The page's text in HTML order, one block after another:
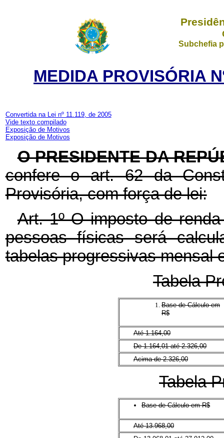
Subchefia
MEDIDA PROVISÓRIA
Convertida na Lei nº 11.119, de 2005
Vide texto compilado
Exposição de Motivos
Exposição de Motivos
O PRESIDENTE DA
confere o art. 62 da
Provisória, com força de lei:
Art. 1º O imposto de
pessoas físicas será
tabelas progressivas mensal
Tabela
Base de Cálculo em
R$
Até 1.164,00
De 1.164,01 até 2.326,00
Acima de 2.326,00
Tabela
Base de Cálculo em R$
Até 13.968,00